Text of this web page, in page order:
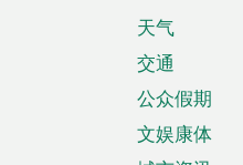
天气
交通
公众假期
文娱康体